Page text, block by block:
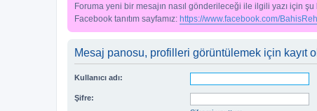
Foruma yeni bir mesajın nasıl gönderileceği ile ilgili yazı için şu
Facebook tanıtım sayfamız: https://www.facebook.com/
Mesaj panosu, profilleri görüntülemek için kayıt
Kullanıcı adı:
Şifre: